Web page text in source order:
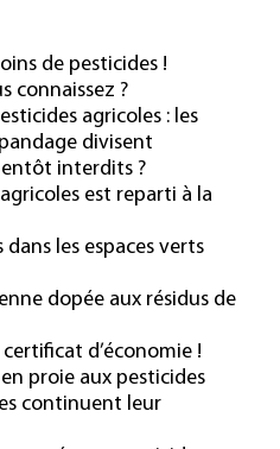
de pesticides !
connaissez ?
agricoles : les
divisent
interdits ?
est reparti à la
les espaces verts
dopée aux résidus de
d’économie !
proie aux pesticides
continuent leur